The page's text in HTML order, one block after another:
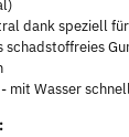
dank speziell
mit Wasser